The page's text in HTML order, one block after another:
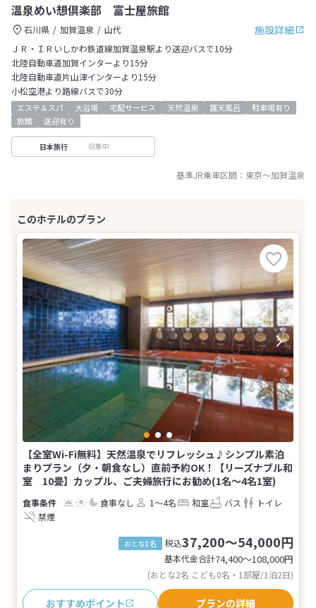
温泉めい想倶楽部 富士屋旅館
施設詳細
石川県 加賀温泉
山代
ＪＲ・ＩＲいしかわ鉄道線加賀温泉駅より送迎バスで10分
北陸自動車道加賀インターより15分
北陸自動車道片山津インターより15分
小松空港より路線バスで30分
エステ＆スパ 大浴場 宅配サービス 天然温泉 露天風呂
駐車場有り
旅館
送迎有り
日本旅行 収集中
基準JR乗車区間： 東京～加賀温泉
【全室Wi-Fi無料】天然温泉でリフレッシュ♪シンプル素泊
まりプラン（夕・朝食なし）直前予約OK！【リーズナブル和
室 10畳】カップル、ご夫婦旅行にお勧め(1名～4名1室)
食事なし 1～4名 和室 バス
トイレ
禁煙
おとな1名 税込37,200～54,000円
基本代金合計74,400〜108,000円
(おとな2名 こども0名・1部屋/1泊2日)
おすすめポイント プランの詳細